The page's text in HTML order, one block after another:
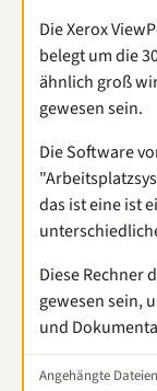
Die Xerox
belegt um die
ähnlich groß
gewesen sein.
Die Software
das ist eine ist
Diese Rechner
gewesen sein,
und
Angehängte